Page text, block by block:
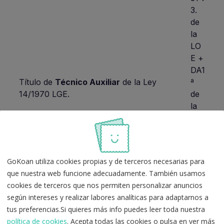
Título de Técnico Auxiliar de la Ley
14/1970 LGE.
3.
de
la
LO
E +
DA1
ª
de
la
603
/20
09
Art.
GoKoan utiliza cookies propias y de terceros necesarias para
que nuestra web funcione adecuadamente. También usamos
cookies de terceros que nos permiten personalizar anuncios
según intereses y realizar labores analíticas para adaptarnos a
tus preferencias.Si quieres más info puedes leer toda nuestra
política de cookies. Acepta todas las cookies o pulsa en ver más